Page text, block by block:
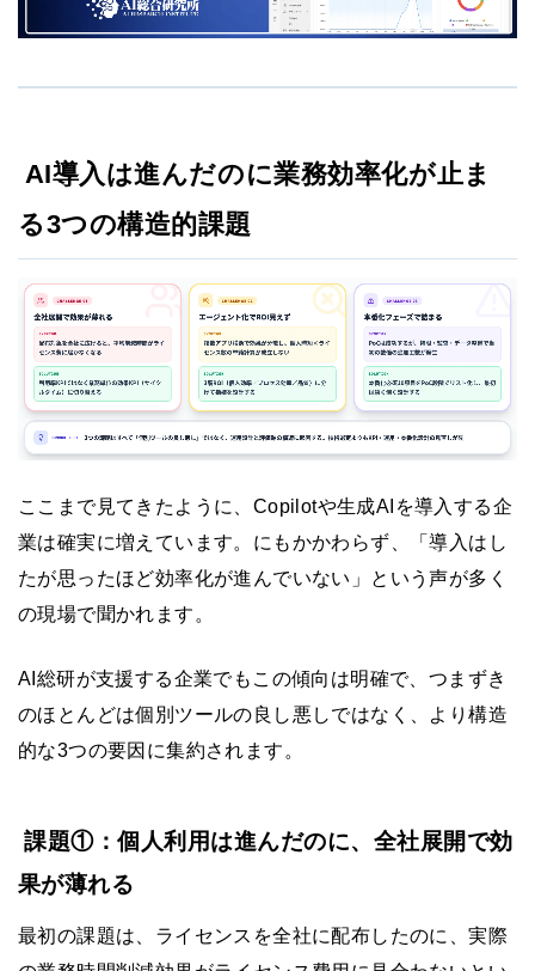
AI導入は進んだのに業務効率化が止ま
る3つの構造的課題
ここまで見てきたように、Copilotや生成AIを導入する企
業は確実に増えています。にもかかわらず、「導入はし
たが思ったほど効率化が進んでいない」という声が多く
の現場で聞かれます。
AI総研が支援する企業でもこの傾向は明確で、つまずき
のほとんどは個別ツールの良し悪しではなく、より構造
的な3つの要因に集約されます。
課題①：個人利用は進んだのに、全社展開で効
果が薄れる
最初の課題は、ライセンスを全社に配布したのに、実際